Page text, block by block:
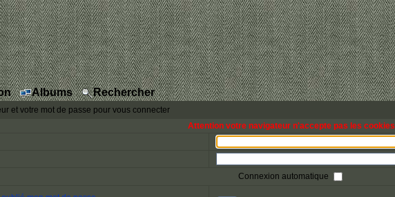
Albums Rechercher
et votre mot de passe pour vous connecter
Attention votre navigateur n'accepte pas les cookies
Connexion automatique